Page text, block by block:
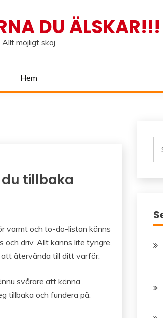
DU ÄLSKAR!!!
Allt möjligt skoj
Hem
tillbaka
varmt och to-do-listan känns
och driv. Allt känns lite tyngre,
återvända till ditt varför.
svårare att känna
tillbaka och fundera på: